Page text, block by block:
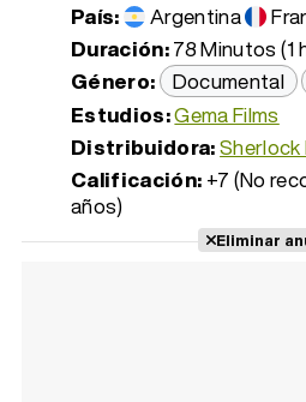
País: Argentina
Duración:78 Minutos (1
Género: Documental
Estudios:Gema Films
Distribuidora:Sherlock
Calificación: +7 (No
años)
Eliminar